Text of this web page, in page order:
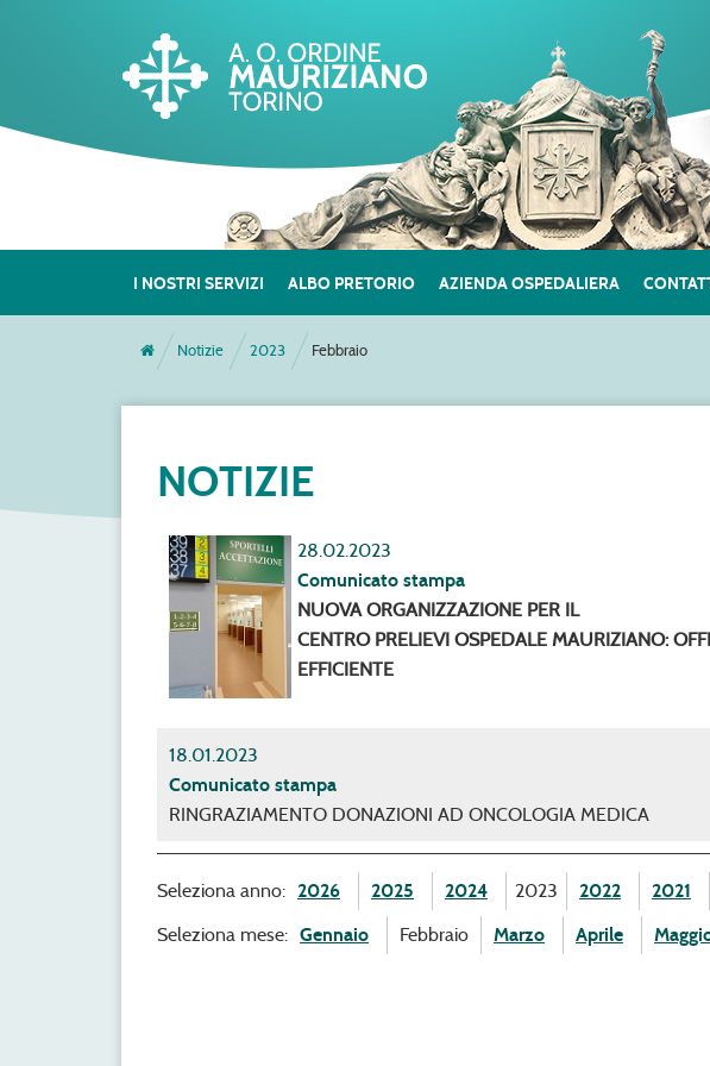
I NOSTRI SERVIZI ALBO PRETORIO AZIENDA OSPEDALIERA
Notizie 2023 Febbraio
NOTIZIE
28.02.2023
Comunicato stampa
NUOVA ORGANIZZAZIONE PER IL
CENTRO PRELIEVI OSPEDALE MAURIZIANO:
EFFICIENTE
18.01.2023
Comunicato stampa
RINGRAZIAMENTO DONAZIONI AD ONCOLOGIA MEDICA
Seleziona anno: 2026 2025 2024 2023 2022 2021
Seleziona mese: Gennaio Febbraio Marzo Aprile